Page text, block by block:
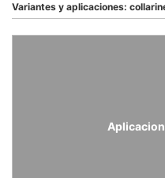
Variantes y aplicaciones: